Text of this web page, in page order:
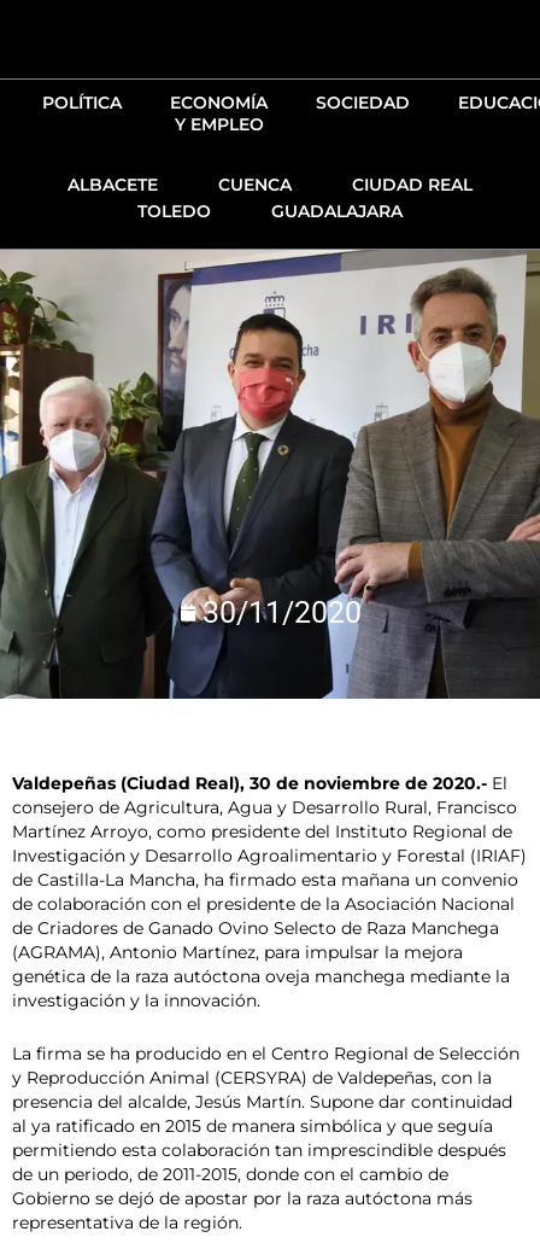
POLÍTICA
ECONOMÍA
Y EMPLEO
SOCIEDAD
ALBACETE CUENCA
CIUDAD REAL
TOLEDO
GUADALAJARA
30/11/2020
Valdepeñas (Ciudad Real), 30 de noviembre de 2020.- El
consejero de Agricultura, Agua y Desarrollo Rural, Francisco
Martínez Arroyo, como presidente del Instituto Regional de
Investigación y Desarrollo Agroalimentario y Forestal (IRIAF)
de Castilla-La Mancha, ha firmado esta mañana un convenio
de colaboración con el presidente de la Asociación Nacional
de Criadores de Ganado Ovino Selecto de Raza Manchega
(AGRAMA), Antonio Martínez, para impulsar la mejora
genética de la raza autóctona oveja manchega mediante la
investigación y la innovación.
La firma se ha producido en el Centro Regional de Selección
y Reproducción Animal (CERSYRA) de Valdepeñas, con la
presencia del alcalde, Jesús Martín. Supone dar continuidad
al ya ratificado en 2015 de manera simbólica y que seguía
permitiendo esta colaboración tan imprescindible después
de un periodo, de 2011-2015, donde con el cambio de
Gobierno se dejó de apostar por la raza autóctona más
representativa de la región.